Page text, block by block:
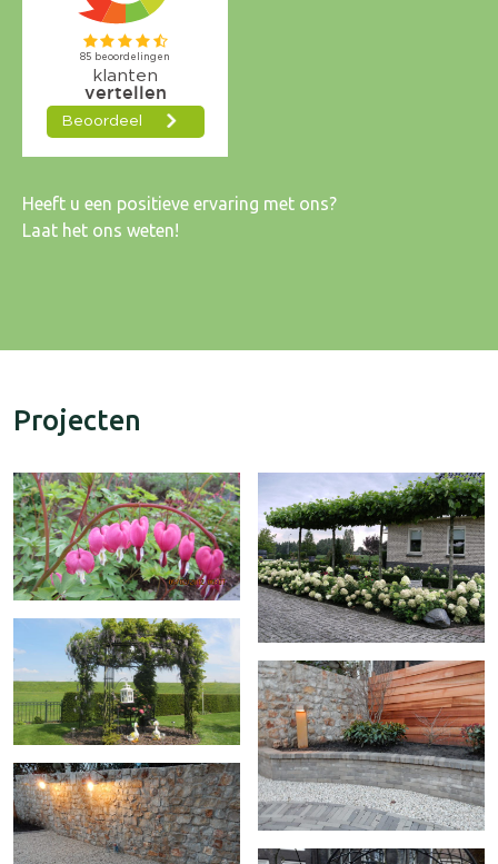
Heeft u een positieve ervaring met ons?
Laat het ons weten!
Projecten